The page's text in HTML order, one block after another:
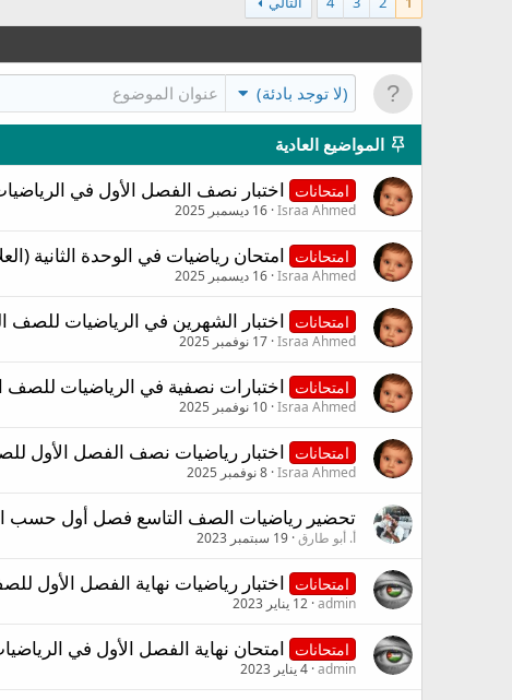
(لا توجد بادئة)
المواضيع العادية
امتحانات اختبار نصف الفصل الأول في
Israa Ahmed 16 ديسمبر 2025
امتحانات امتحان رياضيات في الوحدة الثانية
Israa Ahmed 16 ديسمبر 2025
امتحانات اختبار الشهرين في الرياضيات للصف
Israa Ahmed 17 نوفمبر 2025
امتحانات اختبارات نصفية في الرياضيات للصف
Israa Ahmed 10 نوفمبر 2025
امتحانات اختبار رياضيات نصف الفصل الأول
Israa Ahmed 8 نوفمبر 2025
تحضير رياضيات الصف التاسع فصل أول حسب
أ. أبو طارق 19 سبتمبر 2023
امتحانات اختبار رياضيات نهاية الفصل الأول للصف
admin 12 يناير 2023
امتحانات امتحان نهاية الفصل الأول في الرياضيات للصف
admin 4 يناير 2023